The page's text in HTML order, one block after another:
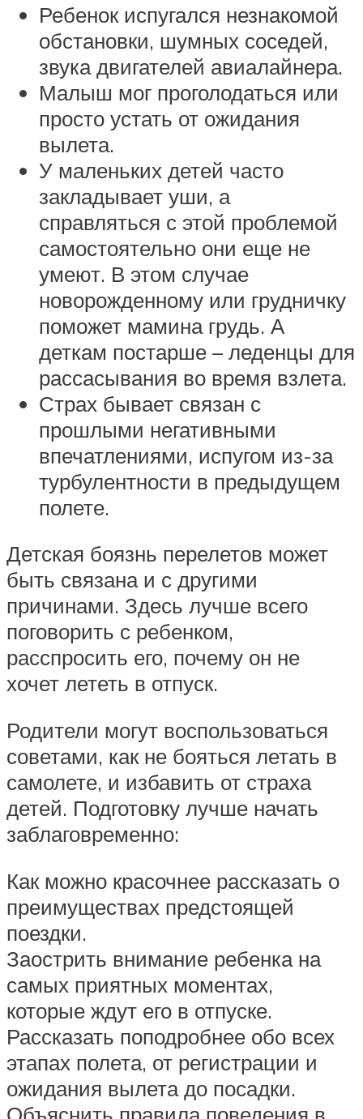
Ребенок испугался незнакомой
обстановки, шумных соседей,
звука двигателей авиалайнера.
Малыш мог проголодаться или
просто устать от ожидания
вылета.
У маленьких детей часто
закладывает уши, а
справляться с этой проблемой
самостоятельно они еще не
умеют. В этом случае
новорожденному или грудничку
поможет мамина грудь. А
деткам постарше – леденцы для
рассасывания во время взлета.
Страх бывает связан с
прошлыми негативными
впечатлениями, испугом из-за
турбулентности в предыдущем
полете.
Детская боязнь перелетов может
быть связана и с другими
причинами. Здесь лучше всего
поговорить с ребенком,
расспросить его, почему он не
хочет лететь в отпуск.
Родители могут воспользоваться
советами, как не бояться летать в
самолете, и избавить от страха
детей. Подготовку лучше начать
заблаговременно:
Как можно красочнее рассказать о
преимуществах предстоящей
поездки.
Заострить внимание ребенка на
самых приятных моментах,
которые ждут его в отпуске.
Рассказать поподробнее обо всех
этапах полета, от регистрации и
ожидания вылета до посадки.
Объяснить правила поведения в